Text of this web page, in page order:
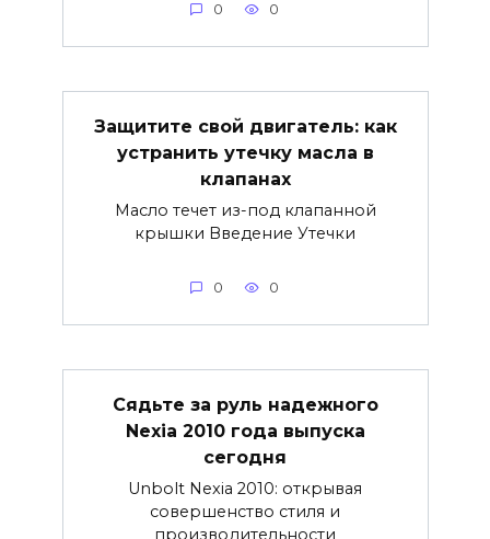
0 0
Защитите свой двигатель: как
устранить утечку масла в
клапанах
Масло течет из-под клапанной
крышки Введение Утечки
0 0
Сядьте за руль надежного
Nexia 2010 года выпуска
сегодня
Unbolt Nexia 2010: открывая
совершенство стиля и